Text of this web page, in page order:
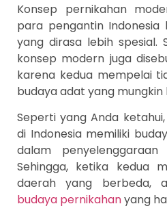
Konsep pernikahan
para pengantin
yang dirasa lebih spesial.
konsep modern juga
karena kedua mempelai
budaya adat yang mungkin
Seperti yang Anda
di Indonesia memiliki
dalam penyelenggaraan
Sehingga, ketika kedua
daerah yang berbeda,
budaya pernikahanyang